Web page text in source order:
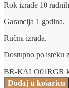
Rok izrade 10
Garancija 1 godina.
Ručna izrada.
Dostupno po isteku
BR-KALO01RGR
Dodaj u košaricu